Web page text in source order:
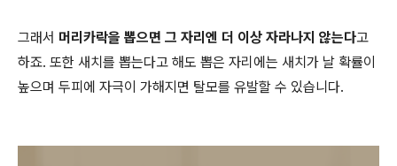
그래서 머리카락을 뽑으면 그 자리엔 더 이상 자라나지 않는다고
하죠. 또한 새치를 뽑는다고 해도 뽑은 자리에는 새치가 날 확률이
높으며 두피에 자극이 가해지면 탈모를 유발할 수 있습니다.